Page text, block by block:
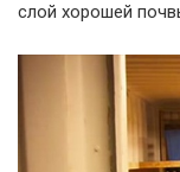
слой хорошей